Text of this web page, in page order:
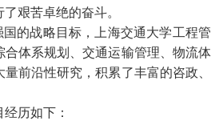
艰苦卓绝的奋斗。
的战略目标，上海交通大学工程管
合体系规划、交通运输管理、物流体
前沿性研究，积累了丰富的咨政、
历如下：